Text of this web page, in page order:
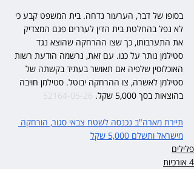
בסופו של דבר, הערעור נדחה. בית המשפט קבע כי
לא נפל בהחלטת בית הדין לעררים פגם המצדיק
את התערבותו, כך שצו ההרחקה שהוצא נגד
סטילמן נותר על כנו. עם זאת, נרשמה הודעת רשות
האוכלוסין שלפיה אם תאושר בעתיד בקשתה של
סטילמן לאשרה, צו ההרחקה יבוטל. סטילמן חויבה
בהוצאות בסך 5,000 שקל.
52164-05-26
תיירת מארה"ב נכנסה לשטח צבאי סגור, הורחקה
מישראל ותשלם 5,000 שקל
פלילים
4 אורכיות